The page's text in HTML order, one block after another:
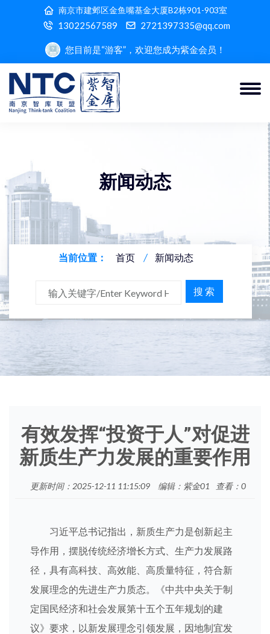
南京市建邺区金鱼嘴基金大厦B2栋901-903室
13022567589 2721397335@qq.com
您目前是“游客”，欢迎您成为紫金会员！
新闻动态
当前位置： 首页 新闻动态
搜 索
有效发挥“投资于人”对促进
新质生产力发展的重要作用
更新时间：2025-12-11 11:15:09 编辑：紫金01 查看： 0
习近平总书记指出，新质生产力是创新起主
导作用，摆脱传统经济增长方式、生产力发展路
径，具有高科技、高效能、高质量特征，符合新
发展理念的先进生产力质态。《中共中央关于制
定国民经济和社会发展第十五个五年规划的建
议》要求，以新发展理念引领发展，因地制宜发